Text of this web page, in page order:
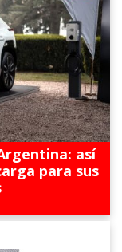
así
para sus